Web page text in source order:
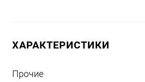
ХАРАКТЕРИСТИКИ
Прочие